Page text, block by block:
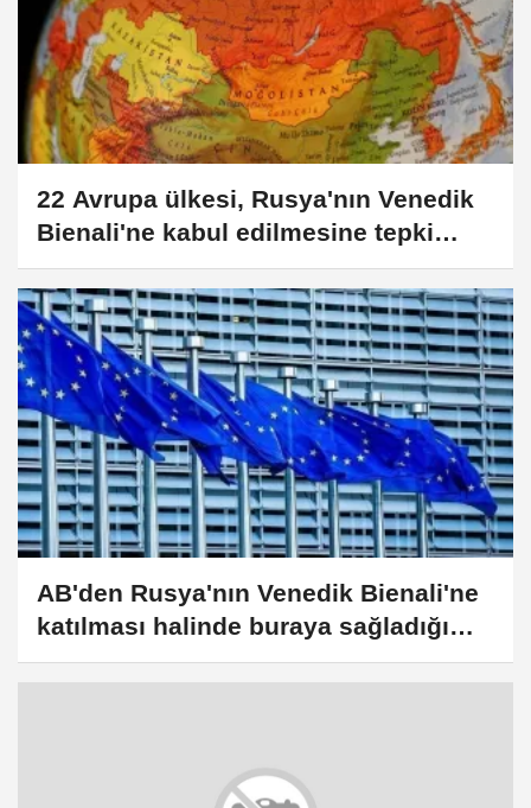
22 Avrupa ülkesi, Rusya'nın Venedik
Bienali'ne kabul edilmesine tepki
gösterdi
AB'den Rusya'nın Venedik Bienali'ne
katılması halinde buraya sağladığı
hibeyi geri çekme tehdidi